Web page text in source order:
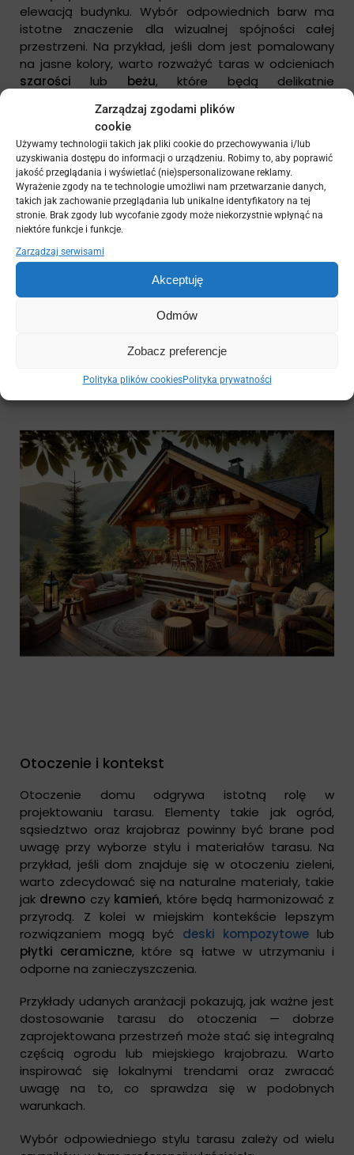
Zarządzaj zgodami plików
cookie
Używamy technologii takich jak pliki cookie do przechowywania i/lub
uzyskiwania dostępu do informacji o urządzeniu. Robimy to, aby poprawić
jakość przeglądania i wyświetlać (nie)spersonalizowane reklamy.
Wyrażenie zgody na te technologie umożliwi nam przetwarzanie danych,
takich jak zachowanie przeglądania lub unikalne identyfikatory na tej
stronie. Brak zgody lub wycofanie zgody może niekorzystnie wpłynąć na
niektóre funkcje i funkcje.
Zarządzaj serwisami
Akceptuję
Odmów
Zobacz preferencje
Polityka plików cookiesPolityka prywatności
elewacją budynku. Wybór odpowiednich barw ma
istotne znaczenie dla wizualnej spójności całej
przestrzeni. Na przykład, jeśli dom jest pomalowany
na jasne kolory, warto rozważyć taras w odcieniach
szarości lub beżu, które będą delikatnie
otoczenie. Dla ciemniejszych elewacji świetnie
sprawdzą się jaśniejsze odcienie podłóg, które
rozjaśnią przestrzeń i dodadzą jej lekkości.
Dobrze dobrana kolorystyka nie tylko wpływa na
estetykę tarasu, ale również na jegofunkcjonalność
Jasne kolory mogą odbijać światło słoneczne, co
sprawia, że przestrzeń staje się przyjemniejsza w
upalne dni. Warto także pamiętać o tym, że kolory
— ciemniejsze odcienie mogą optycznie ją
Otoczenie i kontekst
Otoczenie domu odgrywa istotną rolę w
projektowaniu tarasu. Elementy takie jak ogród,
sąsiedztwo oraz krajobraz powinny być brane pod
uwagę przy wyborze stylu i materiałów tarasu. Na
przykład, jeśli dom znajduje się w otoczeniu zieleni,
warto zdecydować się na naturalne materiały, takie
jak drewno czy kamień, które będą harmonizować z
przyrodą. Z kolei w miejskim kontekście lepszym
rozwiązaniem mogą być deski kompozytowelub
płytki ceramiczne, które są łatwe w utrzymaniu i
odporne na zanieczyszczenia.
Przykłady udanych aranżacji pokazują, jak ważne jest
dostosowanie tarasu do otoczenia — dobrze
zaprojektowana przestrzeń może stać się integralną
częścią ogrodu lub miejskiego krajobrazu. Warto
inspirować się lokalnymi trendami oraz zwracać
uwagę na to, co sprawdza się w podobnych
warunkach.
Wybór odpowiedniego stylu tarasu zależy od wielu